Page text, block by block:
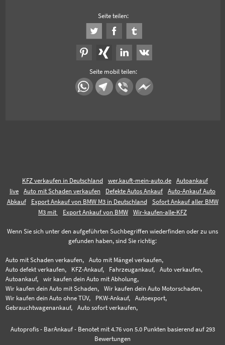
Seite teilen:
Seite mobil teilen:
KFZ verkaufen in Deutschland wer.kauft-mein-auto.de
Autoankauf
live
Auto mit Schaden verkaufen Defekte Autos Ankauf
Auto-Ankauf Auto
Abkauf
Export Ankauf von BMW M3 in Deutschland
Sofort Ankauf aller BMW
M3 mit
Export Ankauf von BMW Wir-kaufen-alle-KFZ
Wenn Sie sich unter den aufgeführten Suchbegriffen wiederfinden oder zu uns
gefunden haben, sind Sie richtig:
Auto mit Schaden verkaufen,
Auto mit Mängel verkaufen,
Auto defekt verkaufen,
KFZ-Ankauf, Fahrzeugankauf,
Auto verkaufen,
Autoankauf,
wir kaufen dein Auto mit Abholung,
Wir kaufen dein Auto mit Schaden,
Wir kaufen dein Auto Motorschaden,
Wir kaufen dein Auto ohne TÜV,
PKW-Ankauf,
Autoexport,
Gebrauchtwagenankauf,
Auto sofort verkaufen,
Autoprofis - BarAnkauf- Benotet mit 4.76von 5.0 Punkten basierend auf 293
Bewertungen